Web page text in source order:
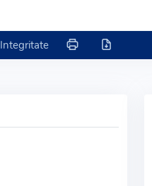
Integritate